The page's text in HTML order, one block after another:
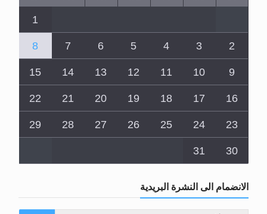
8
9
10
11
12
13
14
15
16
17
18
19
20
21
22
23
24
25
26
27
28
29
30
31
الانضمام الى النشرة البريدية